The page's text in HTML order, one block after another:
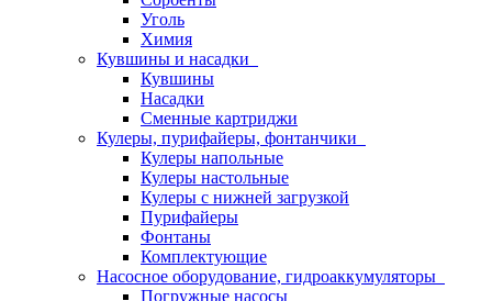
Уголь
Химия
Кувшины и насадки
Кувшины
Насадки
Сменные картриджи
Кулеры, пурифайеры, фонтанчики
Кулеры напольные
Кулеры настольные
Кулеры с нижней загрузкой
Пурифайеры
Фонтаны
Комплектующие
Насосное оборудование, гидроаккумуляторы
Погружные насосы